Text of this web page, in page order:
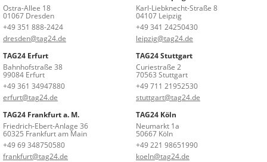
Ostra-Allee 18
01067 Dresden
+49 351 888-2424
dresden@tag24.de
Karl-Liebknecht-Straße 8
04107 Leipzig
+49 341 24250430
leipzig@tag24.de
TAG24 Erfurt
Bahnhofstraße 38
99084 Erfurt
+49 361 34947880
erfurt@tag24.de
TAG24 Stuttgart
Curiestraße 2
70563 Stuttgart
+49 711 21952530
stuttgart@tag24.de
TAG24 Frankfurt a. M.
Friedrich-Ebert-Anlage 36
60325 Frankfurt am Main
+49 69 348750580
frankfurt@tag24.de
TAG24 Köln
Neumarkt 1a
50667 Köln
+49 221 98651990
koeln@tag24.de